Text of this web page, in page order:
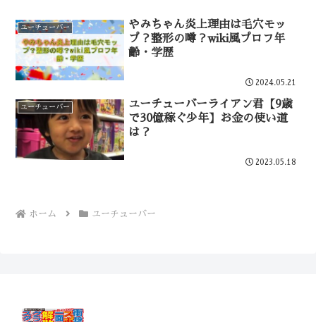
ユーチューバー
やみちゃん炎上理由は毛穴モッ
プ？整形の噂？wiki風プロフ年
齢・学歴
2024.05.21
ユーチューバー
ユーチューバーライアン君【9歳
で30億稼ぐ少年】お金の使い道
は？
2023.05.18
ホーム ユーチューバー